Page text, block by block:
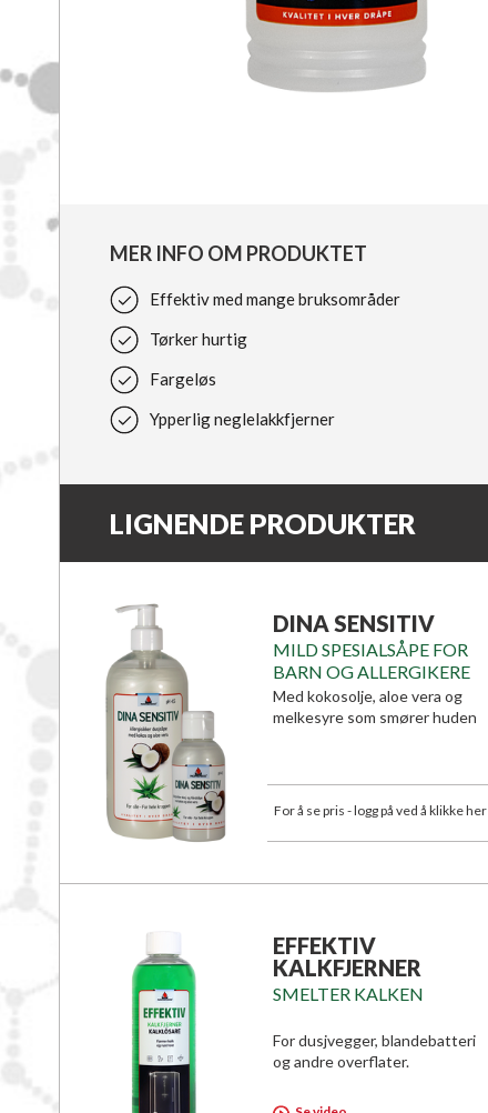
MER INFO OM PRODUKTET
Effektiv med mange bruksområder
Tørker hurtig
Fargeløs
Ypperlig neglelakkfjerner
LIGNENDE PRODUKTER
DINA SENSITIV
MILD SPESIALSÅPE FOR
BARN OG ALLERGIKERE
Med kokosolje, aloe vera og
melkesyre som smører huden
For å se pris - logg på ved å klikke her
EFFEKTIV
KALKFJERNER
SMELTER KALKEN
For dusjvegger, blandebatteri
og andre overflater.